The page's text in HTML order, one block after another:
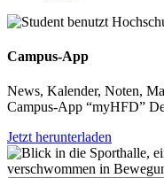
Campus-App
News, Kalender, Noten,
Campus-App “myHFD”
Jetzt herunterladen